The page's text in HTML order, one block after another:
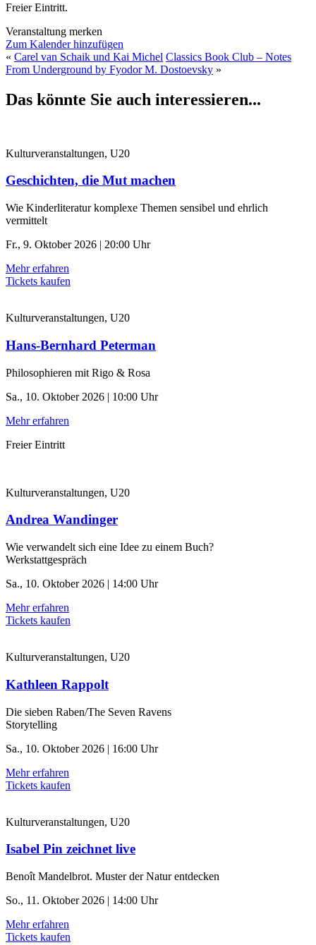
Freier Eintritt.
Veranstaltung merken
Zum Kalender hinzufügen
« Carel van Schaik und Kai Michel Classics Book Club – Notes
From Underground by Fyodor M. Dostoevsky »
Das könnte Sie auch interessieren...
Kulturveranstaltungen, U20
Geschichten, die Mut machen
Wie Kinderliteratur komplexe Themen sensibel und ehrlich
vermittelt
Fr., 9. Oktober 2026 | 20:00 Uhr
Mehr erfahren
Tickets kaufen
Kulturveranstaltungen, U20
Hans-Bernhard Peterman
Philosophieren mit Rigo & Rosa
Sa., 10. Oktober 2026 | 10:00 Uhr
Mehr erfahren
Freier Eintritt
Kulturveranstaltungen, U20
Andrea Wandinger
Wie verwandelt sich eine Idee zu einem Buch?
Werkstattgespräch
Sa., 10. Oktober 2026 | 14:00 Uhr
Mehr erfahren
Tickets kaufen
Kulturveranstaltungen, U20
Kathleen Rappolt
Die sieben Raben/The Seven Ravens
Storytelling
Sa., 10. Oktober 2026 | 16:00 Uhr
Mehr erfahren
Tickets kaufen
Kulturveranstaltungen, U20
Isabel Pin zeichnet live
Benoît Mandelbrot. Muster der Natur entdecken
So., 11. Oktober 2026 | 14:00 Uhr
Mehr erfahren
Tickets kaufen